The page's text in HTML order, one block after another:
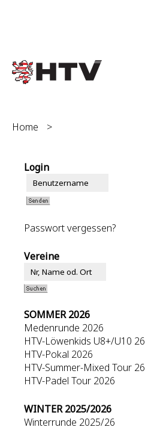
Home >
Login
Passwort vergessen?
Vereine
SOMMER 2026
Medenrunde 2026
HTV-Löwenkids U8+/U10 26
HTV-Pokal 2026
HTV-Summer-Mixed Tour 26
HTV-Padel Tour 2026
WINTER 2025/2026
Winterrunde 2025/26